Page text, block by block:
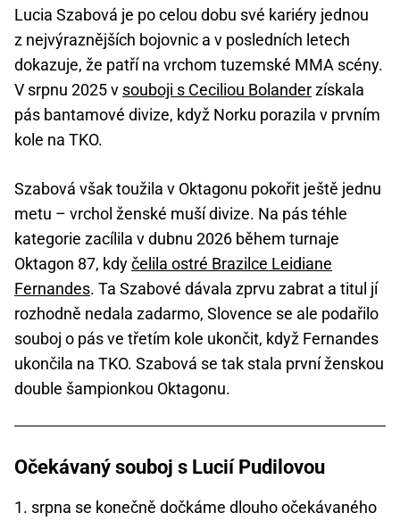
Lucia Szabová je po celou dobu své kariéry jednou
z nejvýraznějších bojovnic a v posledních letech
dokazuje, že patří na vrchom tuzemské MMA scény.
V srpnu 2025 v souboji s Ceciliou Bolanderzískala
pás bantamové divize, když Norku porazila v prvním
kole na TKO.
Szabová však toužila v Oktagonu pokořit ještě jednu
metu – vrchol ženské muší divize. Na pás téhle
kategorie zacílila v dubnu 2026 během turnaje
Oktagon 87, kdyčelila ostré Brazilce Leidiane
Fernandes. Ta Szabové dávala zprvu zabrat a titul jí
rozhodně nedala zadarmo, Slovence se ale podařilo
souboj o pás ve třetím kole ukončit, když Fernandes
ukončila na TKO. Szabová se tak stala první ženskou
double šampionkou Oktagonu.
Očekávaný souboj s Lucií Pudilovou
1. srpna se konečně dočkáme dlouho očekávaného